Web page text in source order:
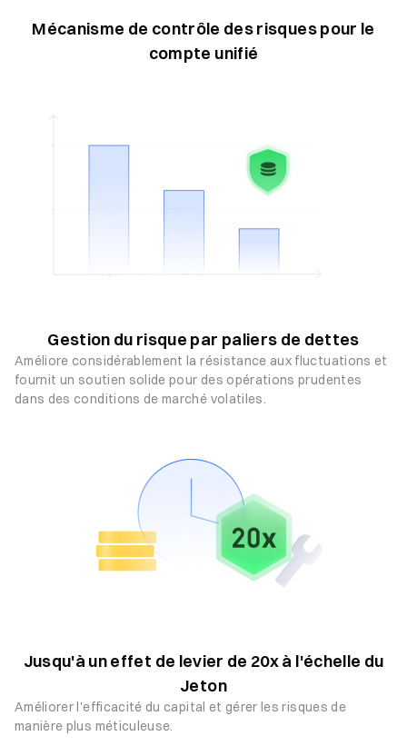
Mécanisme de contrôle des risques pour le
compte unifié
Gestion du risque par paliers de dettes
Améliore considérablement la résistance aux fluctuations et
fournit un soutien solide pour des opérations prudentes
dans des conditions de marché volatiles.
Jusqu'à un effet de levier de 20x à l'échelle du
Jeton
Améliorer l'efficacité du capital et gérer les risques de
manière plus méticuleuse.